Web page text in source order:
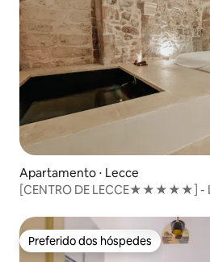
Apartamento ⋅ Lecce
[CENTRO DE LECCE★★★★★] -
Preferido dos hóspedes
Preferido dos hóspedes